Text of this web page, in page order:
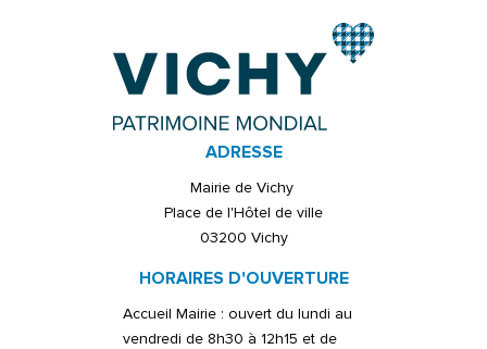
ADRESSE
Mairie de Vichy
Place de l'Hôtel de ville
03200 Vichy
HORAIRES D'OUVERTURE
Accueil Mairie : ouvert du lundi au
vendredi de 8h30 à 12h15 et de